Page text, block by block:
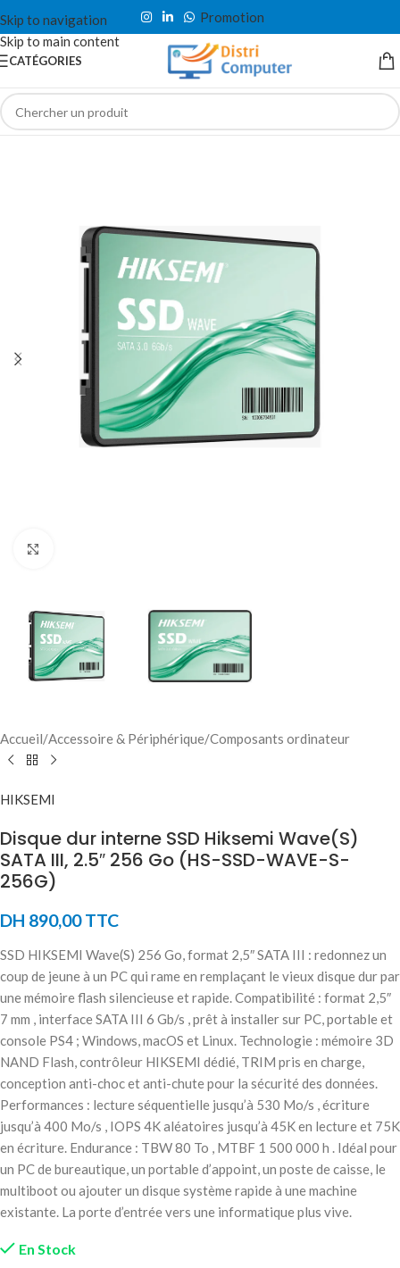
Skip to navigation
Skip to main content
Promotion
CATÉGORIES
Accueil/Accessoire & Périphérique/Composants ordinateur
HIKSEMI
Disque dur interne SSD Hiksemi Wave(S)
SATA III, 2.5″ 256 Go (HS-SSD-WAVE-S-
256G)
DH 890,00TTC
SSD HIKSEMI Wave(S) 256 Go, format 2,5″ SATA III : redonnez un
coup de jeune à un PC qui rame en remplaçant le vieux disque dur par
une mémoire flash silencieuse et rapide. Compatibilité : format 2,5″
7 mm , interface SATA III 6 Gb/s , prêt à installer sur PC, portable et
console PS4 ; Windows, macOS et Linux. Technologie : mémoire 3D
NAND Flash, contrôleur HIKSEMI dédié, TRIM pris en charge,
conception anti-choc et anti-chute pour la sécurité des données.
Performances : lecture séquentielle jusqu’à 530 Mo/s , écriture
jusqu’à 400 Mo/s , IOPS 4K aléatoires jusqu’à 45K en lecture et 75K
en écriture. Endurance : TBW 80 To , MTBF 1 500 000 h . Idéal pour
un PC de bureautique, un portable d’appoint, un poste de caisse, le
multiboot ou ajouter un disque système rapide à une machine
existante. La porte d’entrée vers une informatique plus vive.
En Stock